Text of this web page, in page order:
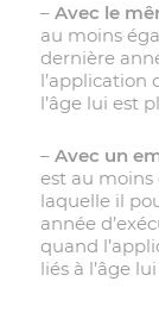
– Avec le
au moins
dernière
l’application
l’âge lui est
– Avec un
est au
laquelle il
année
quand
liés à l’âge